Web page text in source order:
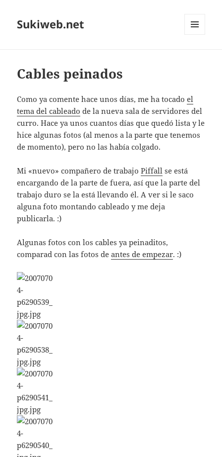
Sukiweb.net
Cables peinados
Como ya comente hace unos dí­as, me ha tocadoel
tema del cableado de la nueva sala de servidores del
curro. Hace ya unos cuantos dí­as que quedó lista y le
hice algunas fotos (al menos a la parte que tenemos
de momento), pero no las habí­a colgado.
Mi «nuevo» compañero de trabajoPiffall se está
encargando de la parte de fuera, así­ que la parte del
trabajo duro se la está llevando él. A ver si le saco
alguna foto montando cableado y me deja
publicarla. :)
Algunas fotos con los cables ya peinaditos,
comparad con las fotos deantes de empezar. :)